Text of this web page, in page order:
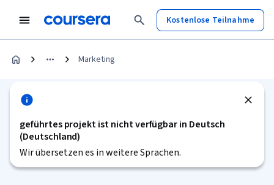
Kostenlose Teilnahme
Marketing
geführtes projekt ist nicht verfügbar in Deutsch
(Deutschland)
Wir übersetzen es in weitere Sprachen.